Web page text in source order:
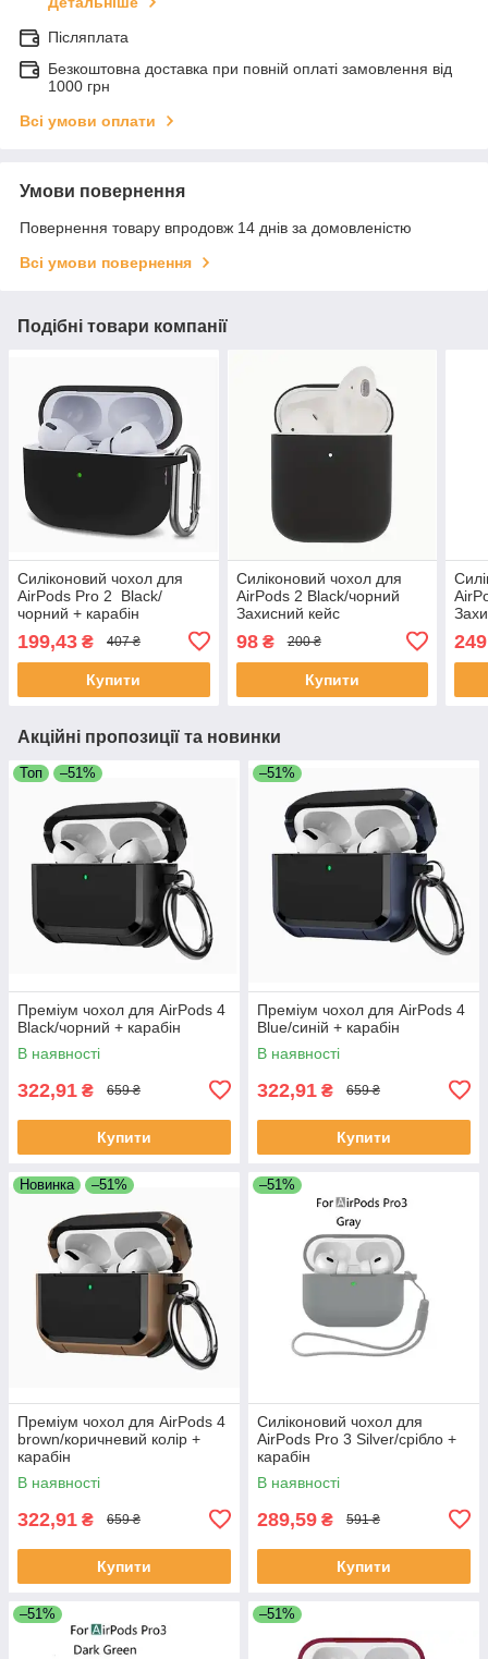
Післяплата
Безкоштовна доставка при повній оплаті замовлення від
1000 грн
Всі умови оплати
Умови повернення
Повернення товару впродовж 14 днів за домовленістю
Всі умови повернення
Подібні товари компанії
Силіконовий чохол для
AirPods Pro 2 Black/
чорний + карабін
199,43 ₴ 407 ₴
Купити
Силіконовий чохол для
AirPods 2 Black/чорний
Захисний кейс
98₴ 200 ₴
Купити
Акційні пропозиції та новинки
Топ –51%
Преміум чохол для AirPods 4
Black/чорний + карабін
В наявності
322,91 ₴ 659 ₴
Купити
–51%
Преміум чохол для AirPods 4
Blue/синій + карабін
В наявності
322,91 ₴ 659 ₴
Купити
Новинка –51%
Преміум чохол для AirPods 4
brown/коричневий колір +
карабін
В наявності
322,91 ₴ 659 ₴
Купити
–51%
Силіконовий чохол для
AirPods Pro 3 Silver/срібло +
карабін
В наявності
289,59 ₴ 591 ₴
Купити
–51% –51%